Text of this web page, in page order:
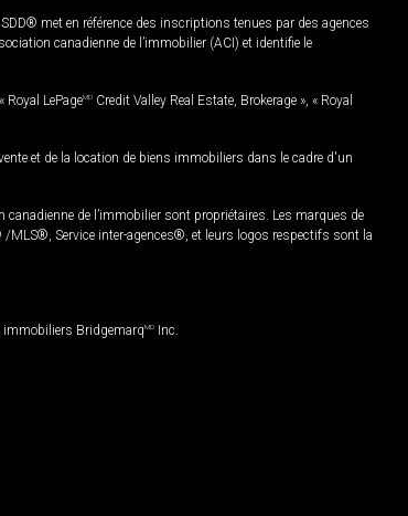
met en référence des inscriptions tenues par des agences
canadienne de l’immobilier (ACI) et identifie le
Royal LePageMD Credit Valley Real Estate, Brokerage », « Royal
et de la location de biens immobiliers dans le cadre d'un
de l’immobilier sont propriétaires. Les marques de
Service inter-agences®, et leurs logos respectifs sont la
immobiliers BridgemarqMD Inc.